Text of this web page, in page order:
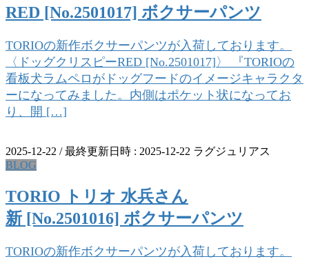
RED [No.2501017] ボクサーパンツ
TORIOの新作ボクサーパンツが入荷しております。
〈ドッグクリスピーRED [No.2501017]〉 『TORIOの
看板犬ラムペロがドッグフードのイメージキャラクタ
ーになってみました。内側はポケット状になってお
り、開 […]
2025-12-22 / 最終更新日時 : 2025-12-22 ラグジュリアス
BLOG
TORIO トリオ 水兵さん
新 [No.2501016] ボクサーパンツ
TORIOの新作ボクサーパンツが入荷しております。